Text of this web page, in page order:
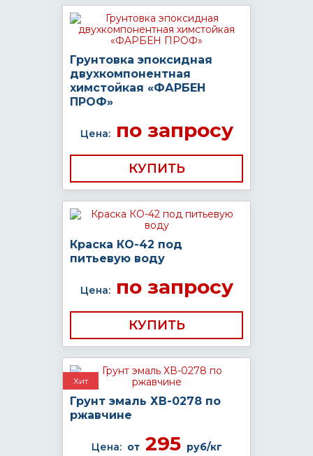
Грунтовка эпоксидная
двухкомпонентная
химстойкая «ФАРБЕН
ПРОФ»
Цена:по запросу
КУПИТЬ
Краска КО-42 под
питьевую воду
Цена:по запросу
КУПИТЬ
Хит
Грунт эмаль ХВ-0278 по
ржавчине
Цена: от295 руб/кг